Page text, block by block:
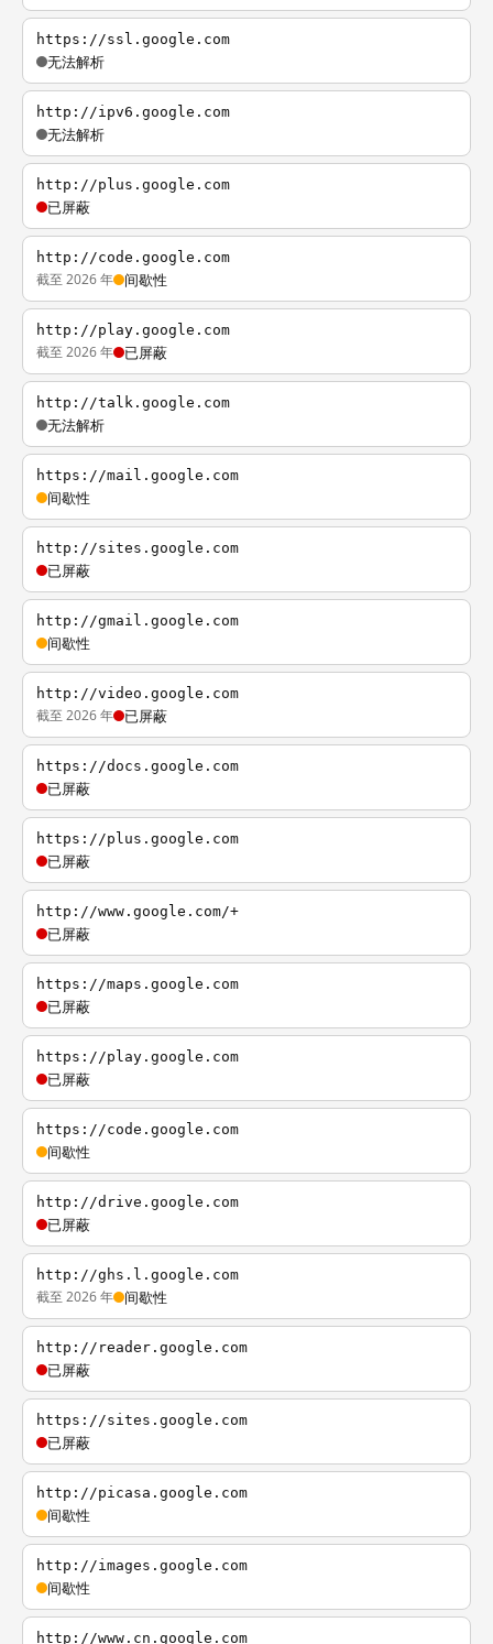
https://ssl.google.com
无法解析
http://ipv6.google.com
无法解析
http://plus.google.com
已屏蔽
http://code.google.com
截至 2026 年 间歇性
http://play.google.com
截至 2026 年 已屏蔽
http://talk.google.com
无法解析
https://mail.google.com
间歇性
http://sites.google.com
已屏蔽
http://gmail.google.com
间歇性
http://video.google.com
截至 2026 年 已屏蔽
https://docs.google.com
已屏蔽
https://plus.google.com
已屏蔽
http://www.google.com/+
已屏蔽
https://maps.google.com
已屏蔽
https://play.google.com
已屏蔽
https://code.google.com
间歇性
http://drive.google.com
已屏蔽
http://ghs.l.google.com
截至 2026 年 间歇性
http://reader.google.com
已屏蔽
https://sites.google.com
已屏蔽
http://picasa.google.com
间歇性
http://images.google.com
间歇性
http://www.cn.google.com